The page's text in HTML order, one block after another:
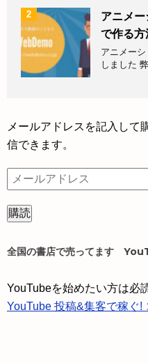
2
アニメ
で作る方
アニメー
しました
メールアドレスを記入して
信できます。
メ
ル
ド
ス
全国の書店で売ってます
YouTubeを始めたい方は必
YouTube 投稿&集客で稼ぐ!